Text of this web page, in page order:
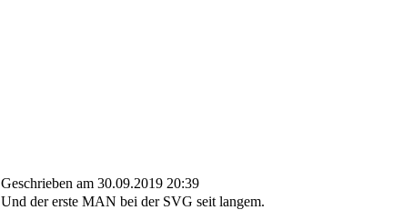
Geschrieben am 30.09.2019 20:39
Und der erste MAN bei der SVG seit langem.